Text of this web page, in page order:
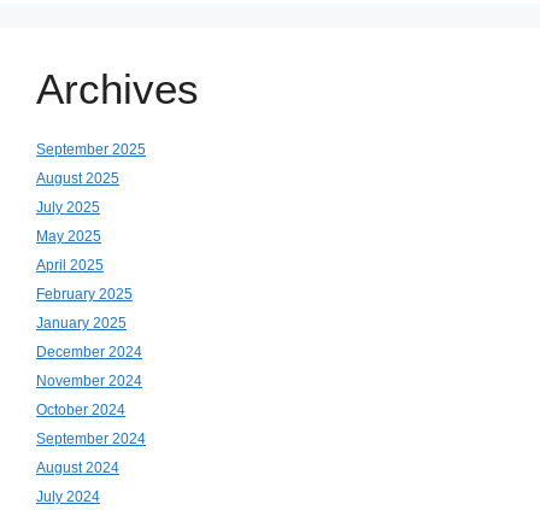
Archives
September 2025
August 2025
July 2025
May 2025
April 2025
February 2025
January 2025
December 2024
November 2024
October 2024
September 2024
August 2024
July 2024